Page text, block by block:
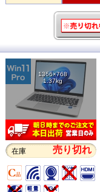
1366×768
1.37kg
在庫 売り切れ